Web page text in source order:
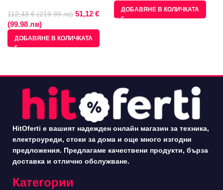
112,48 € (219.99 лв) 51,12 €
(99.98 лв)
ДОБАВЯНЕ В КОЛИЧКАТА
ДОБАВЯНЕ В КОЛИЧКАТА
HitOferti е вашият надежден онлайн магазин за техника,
електроуреди, стоки за дома и още много изгодни
предложения. Предлагаме качествени продукти, бърза
доставка и отлично обслужване.
Категории